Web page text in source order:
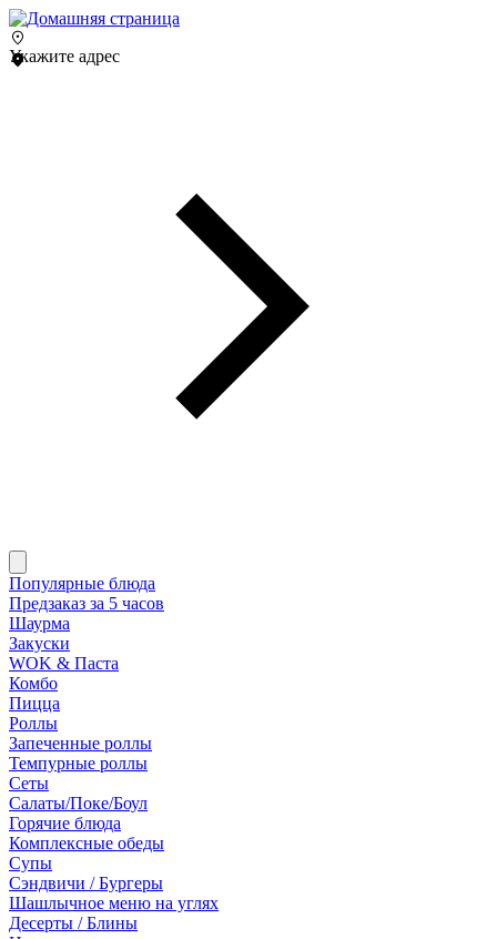
Укажите адрес
Популярные блюда
Предзаказ за 5 часов
Шаурма
Закуски
WOK & Паста
Комбо
Пицца
Роллы
Запеченные роллы
Темпурные роллы
Сеты
Cалаты/Поке/Боул
Горячие блюда
Комплексные обеды
Супы
Сэндвичи / Бургеры
Шашлычное меню на углях
Десерты / Блины